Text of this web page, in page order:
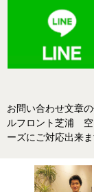
お問い合わせ文章
ルフロント芝浦 空
ーズにご対応出来ま